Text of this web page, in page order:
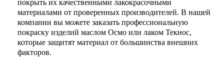
покрыть их качественными лакокрасочными
материалами от проверенных производителей. В нашей
компании вы можете заказать профессиональную
покраску изделий маслом Осмо или лаком Текнос,
которые защитят материал от большинства внешних
факторов.